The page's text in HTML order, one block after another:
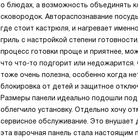
о блюдах, а возможность объединять
сковородок. Автораспознавание
где стоит кастрюля, и нагревает
гриль с настройкой степени
процесс готовки проще и приятнее,
что что-то подгорит или
тоже очень полезна, особенно когда
блокировка от детей и защитное
Размеры панели идеально подошли
облегчило установку. Отдельно хочу
сервисное обслуживание. Это внушает
эта варочная панель стала настоящим